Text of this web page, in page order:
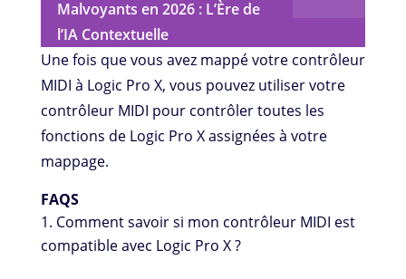
Malvoyants en 2026 : L’Ère de
l’IA Contextuelle
Une fois que vous avez mappé votre contrôleur
MIDI à Logic Pro X, vous pouvez utiliser votre
contrôleur MIDI pour contrôler toutes les
fonctions de Logic Pro X assignées à votre
mappage.
FAQS
Comment savoir si mon contrôleur MIDI est
compatible avec Logic Pro X ?